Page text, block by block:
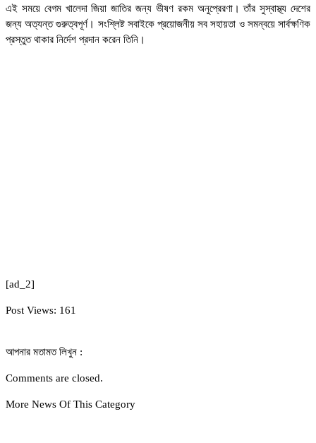
এই সময়ে বেগম খালেদা জিয়া জাতির জন্য ভীষণ রকম অনুপ্রেরণা। তাঁর সুস্বাস্থ্য দেশের
জন্য অত্যন্ত গুরুত্বপূর্ণ। সংশ্লিষ্ট সবাইকে প্রয়োজনীয় সব সহায়তা ও সমন্বয়ে সার্বক্ষণিক
প্রস্তুত থাকার নির্দেশ প্রদান করেন তিনি।
[ad_2]
Post Views: 161
আপনার মতামত লিখুন :
Comments are closed.
More News Of This Category